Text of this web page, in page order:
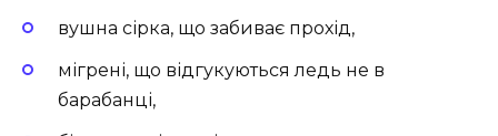
вушна сірка, що забиває прохід,
мігрені, що відгукуються ледь не в
барабанці,